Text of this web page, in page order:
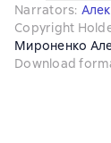
Narrators:
Copyright
Мироненко
Download